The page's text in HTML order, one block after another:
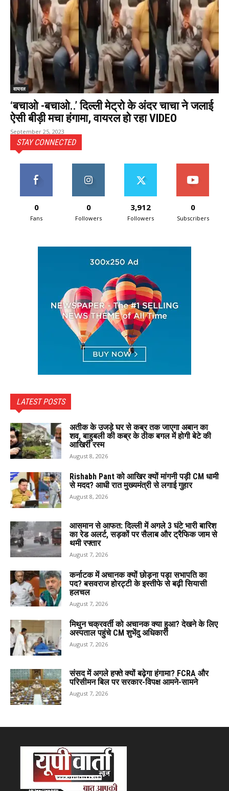
वायरल
‘बचाओ -बचाओ..’ दिल्ली मेट्रो के अंदर चाचा ने जलाई
ऐसी बीड़ी मचा हंगामा, वायरल हो रहा VIDEO
September 25, 2023
STAY CONNECTED
0
Fans
0
Followers
3,912
Followers
0
Subscribers
LATEST POSTS
अतीक के उजड़े घर से कब्र तक जाएगा अबान का
शव, बाहुबली की कब्र के ठीक बगल में होगी बेटे की
आखिरी रस्म
August 8, 2026
Rishabh Pant को आखिर क्यों मांगनी पड़ी CM धामी
से मदद? आधी रात मुख्यमंत्री से लगाई गुहार
August 8, 2026
आसमान से आफत: दिल्ली में अगले 3 घंटे भारी बारिश
का रेड अलर्ट, सड़कों पर सैलाब और ट्रैफिक जाम से
थमी रफ्तार
August 7, 2026
कर्नाटक में अचानक क्यों छोड़ना पड़ा सभापति का
पद? बसवराज होरट्टी के इस्तीफे से बढ़ी सियासी
हलचल
August 7, 2026
मिथुन चक्रवर्ती को अचानक क्या हुआ? देखने के लिए
अस्पताल पहुंचे CM शुभेंदु अधिकारी
August 7, 2026
संसद में अगले हफ्ते क्यों बढ़ेगा हंगामा? FCRA और
परिसीमन बिल पर सरकार-विपक्ष आमने-सामने
August 7, 2026